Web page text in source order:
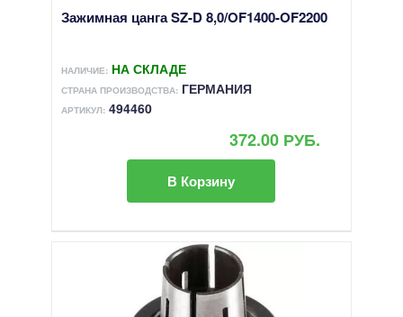
Зажимная цанга SZ-D 8,0/OF1400-OF2200
НАЛИЧИЕ: НА СКЛАДЕ
СТРАНА ПРОИЗВОДСТВА:ГЕРМАНИЯ
АРТИКУЛ:494460
372.00 РУБ.
В Корзину